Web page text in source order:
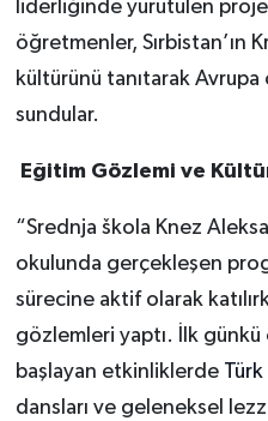
liderliğinde yürütülen
öğretmenler, Sırbistan’ın
kültürünü tanıtarak Avrupa
sundular.
Eğitim Gözlemi ve
“Srednja škola Knez
okulunda gerçekleşen
sürecine aktif olarak
gözlemleri yaptı. İlk
başlayan etkinliklerde
Türk
dansları ve geleneksel